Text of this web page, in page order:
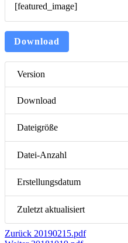
[featured_image]
Download
Version
Download
Dateigröße
Datei-Anzahl
Erstellungsdatum
Zuletzt aktualisiert
Beitragsnavigation
Zurück Vorheriger
20190215.pdf